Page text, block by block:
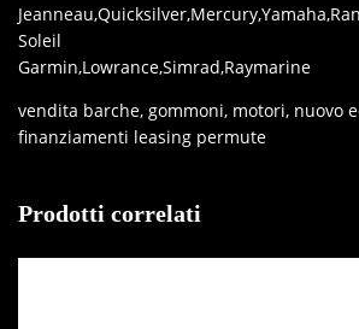
Soleil
Garmin,Lowrance,Simrad,Raymarine
vendita barche, gommoni, motori, nuovo
finanziamenti leasing permute
Prodotti correlati